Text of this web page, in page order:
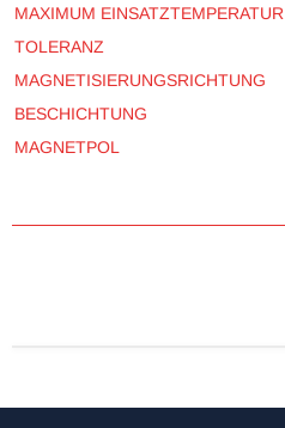
MAXIMUM EINSATZTEMPERATUR
TOLERANZ
MAGNETISIERUNGSRICHTUNG
BESCHICHTUNG
MAGNETPOL